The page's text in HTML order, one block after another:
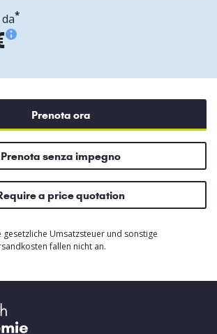
*
Prenota ora
Prenota senza impegno
a price quotation
gesetzliche Umsatzsteuer und sonstige
fallen nicht an.